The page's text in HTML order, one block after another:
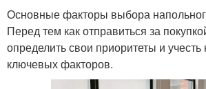
Основные факторы выбора
Перед тем как отправиться за
определить свои приоритеты и учесть
ключевых факторов.